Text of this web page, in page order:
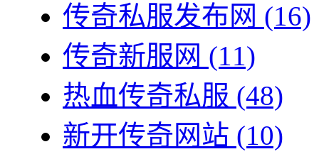
传奇私服发布网 (16)
传奇新服网 (11)
热血传奇私服 (48)
新开传奇网站 (10)